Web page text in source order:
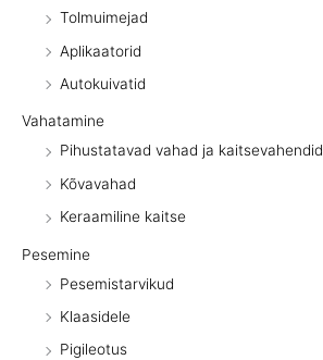
Tolmuimejad
Aplikaatorid
Autokuivatid
Vahatamine
Pihustatavad vahad ja kaitsevahendid
Kõvavahad
Keraamiline kaitse
Pesemine
Pesemistarvikud
Klaasidele
Pigileotus